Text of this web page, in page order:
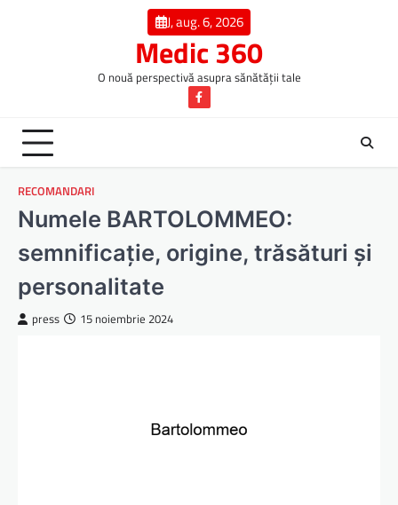
J, aug. 6, 2026
Medic 360
O nouă perspectivă asupra sănătății tale
Facebook
RECOMANDARI
Numele BARTOLOMMEO:
semnificație, origine, trăsături și
personalitate
press 15 noiembrie 2024